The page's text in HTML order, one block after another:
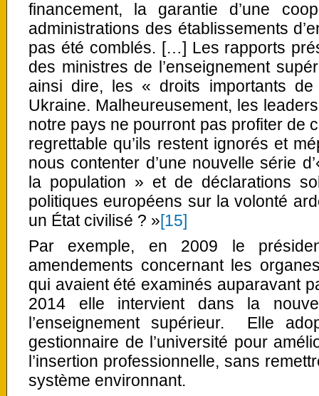
financement, la garantie d’une
administrations des établissements
pas été comblés. […] Les rapports
des ministres de l’enseignement
ainsi dire, les « droits importants de
Ukraine. Malheureusement, les
notre pays ne pourront pas profiter de
regrettable qu’ils restent ignorés et
nous contenter d’une nouvelle série
la population » et de déclarations
politiques européens sur la volonté
un État civilisé ? »[15]
Par exemple, en 2009 le
amendements concernant les
qui avaient été examinés auparavant
2014 elle intervient dans la
l’enseignement supérieur. Elle
gestionnaire de l’université pour
l’insertion professionnelle, sans
système environnant.